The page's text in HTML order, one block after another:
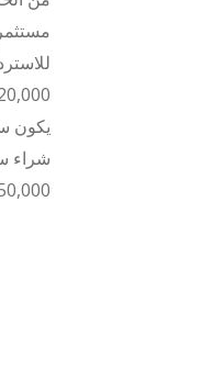
يكون
شراء
350,000 دولار